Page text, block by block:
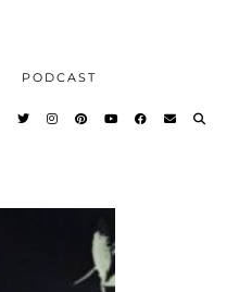
PODCAST